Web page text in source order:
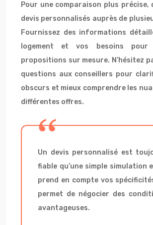
Pour une comparaison plus précise,
devis personnalisés auprès de
Fournissez des informations
logement et vos besoins pour
propositions sur mesure. N’hésitez
questions aux conseillers pour
obscurs et mieux comprendre les
différentes offres.
Un devis personnalisé est
fiable qu’une simple simulation
prend en compte vos
permet de négocier des
avantageuses.